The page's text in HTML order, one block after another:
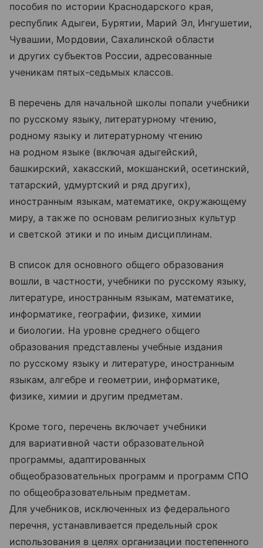
пособия по истории Краснодарского края,
республик Адыгеи, Бурятии, Марий Эл, Ингушетии,
Чувашии, Мордовии, Сахалинской области
и других субъектов России, адресованные
ученикам пятых-седьмых классов.
В перечень для начальной школы попали учебники
по русскому языку, литературному чтению,
родному языку и литературному чтению
на родном языке (включая адыгейский,
башкирский, хакасский, мокшанский, осетинский,
татарский, удмуртский и ряд других),
иностранным языкам, математике, окружающему
миру, а также по основам религиозных культур
и светской этики и по иным дисциплинам.
В список для основного общего образования
вошли, в частности, учебники по русскому языку,
литературе, иностранным языкам, математике,
информатике, географии, физике, химии
и биологии. На уровне среднего общего
образования представлены учебные издания
по русскому языку и литературе, иностранным
языкам, алгебре и геометрии, информатике,
физике, химии и другим предметам.
Кроме того, перечень включает учебники
для вариативной части образовательной
программы, адаптированных
общеобразовательных программ и программ СПО
по общеобразовательным предметам.
Для учебников, исключенных из федерального
перечня, устанавливается предельный срок
использования в целях организации постепенного